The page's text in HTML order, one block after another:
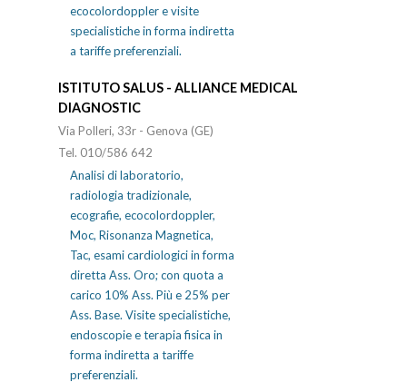
ecocolordoppler e visite
specialistiche in forma indiretta
a tariffe preferenziali.
ISTITUTO SALUS - ALLIANCE MEDICAL
DIAGNOSTIC
Via Polleri, 33r - Genova (GE)
Tel. 010/586 642
Analisi di laboratorio,
radiologia tradizionale,
ecografie, ecocolordoppler,
Moc, Risonanza Magnetica,
Tac, esami cardiologici in forma
diretta Ass. Oro; con quota a
carico 10% Ass. Più e 25% per
Ass. Base. Visite specialistiche,
endoscopie e terapia fisica in
forma indiretta a tariffe
preferenziali.